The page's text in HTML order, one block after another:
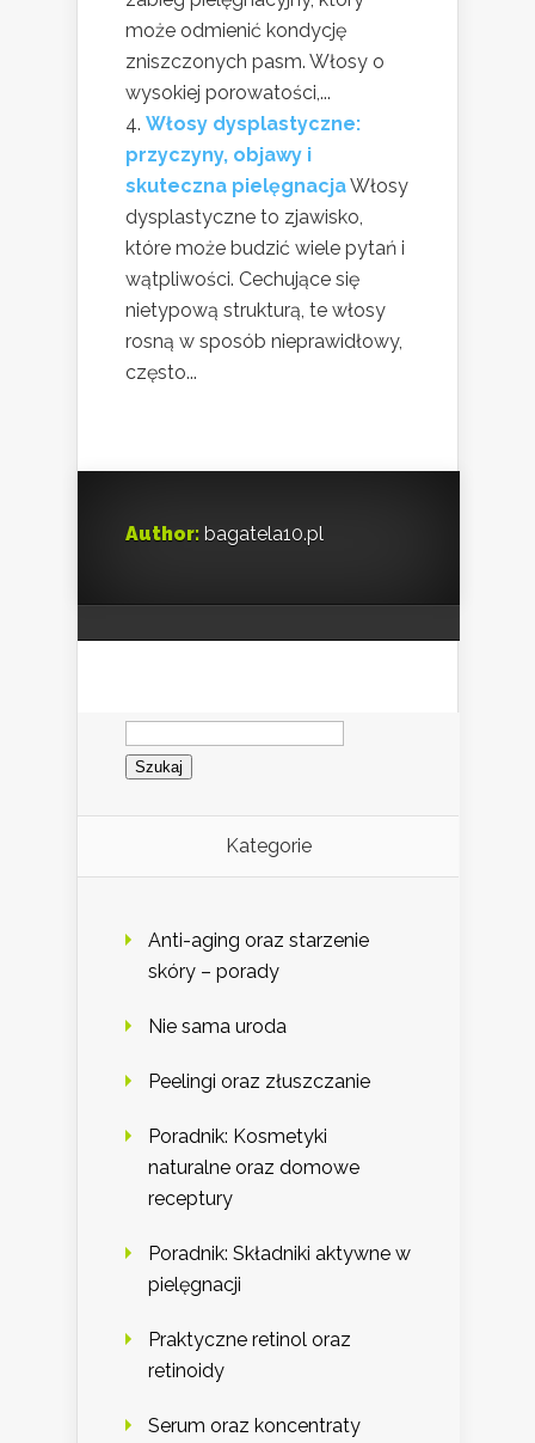
może odmienić kondycję
zniszczonych pasm. Włosy o
wysokiej porowatości,...
Włosy dysplastyczne:
przyczyny, objawy i
skuteczna pielęgnacjaWłosy
dysplastyczne to zjawisko,
które może budzić wiele pytań i
wątpliwości. Cechujące się
nietypową strukturą, te włosy
rosną w sposób nieprawidłowy,
często...
Author: bagatela10.pl
Szukaj:
Kategorie
Anti-aging oraz starzenie
skóry – porady
Nie sama uroda
Peelingi oraz złuszczanie
Poradnik: Kosmetyki
naturalne oraz domowe
receptury
Poradnik: Składniki aktywne w
pielęgnacji
Praktyczne retinol oraz
retinoidy
Serum oraz koncentraty